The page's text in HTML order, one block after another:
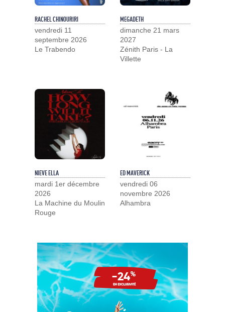
RACHEL CHINOURIRI
vendredi 11
septembre 2026
Le Trabendo
MEGADETH
dimanche 21 mars
2027
Zénith Paris - La
Villette
NIEVE ELLA
mardi 1er décembre
2026
La Machine du Moulin
Rouge
ED MAVERICK
vendredi 06
novembre 2026
Alhambra